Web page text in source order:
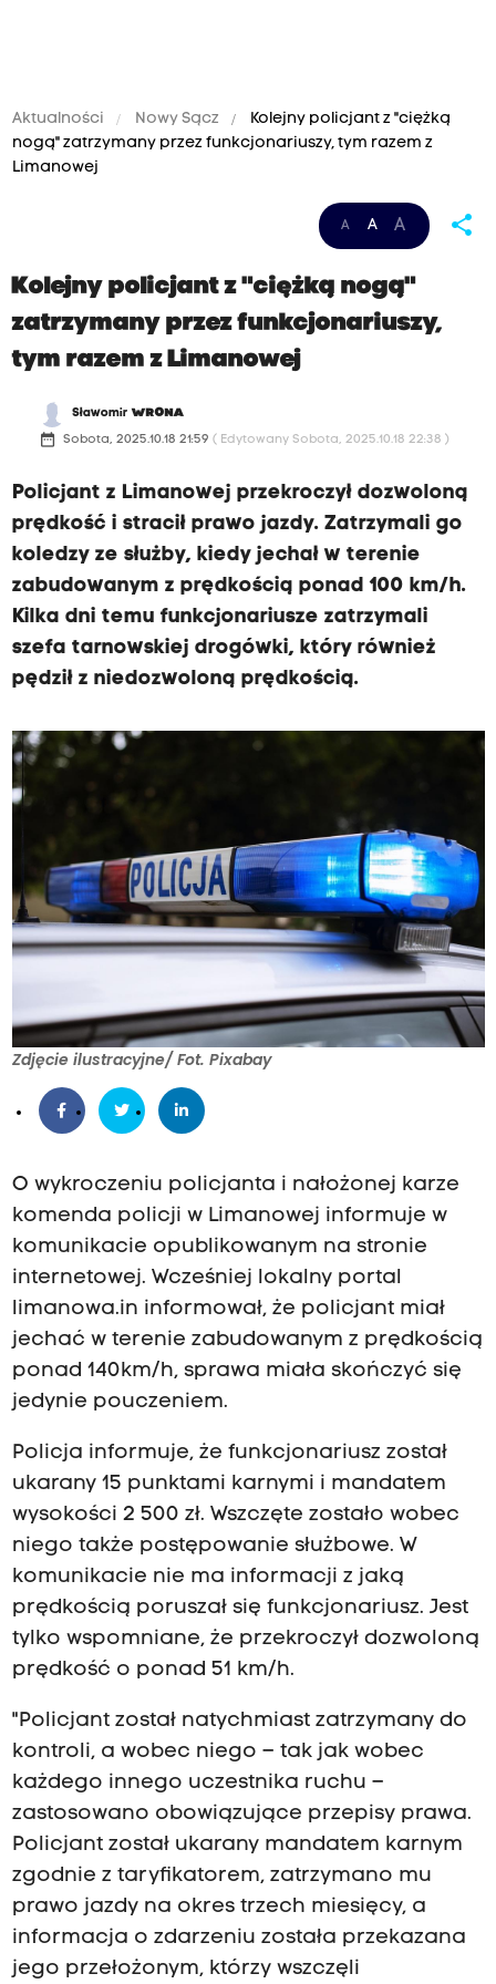
Aktualności Nowy Sącz
Kolejny policjant z "ciężką
nogą" zatrzymany przez funkcjonariuszy, tym razem z
Limanowej
A A A share
Kolejny policjant z "ciężką nogą"
zatrzymany przez funkcjonariuszy,
tym razem z Limanowej
SławomirWRONA
date_range Sobota, 2025.10.18 21:59 ( Edytowany Sobota, 2025.10.18 22:38 )
Policjant z Limanowej przekroczył dozwoloną
prędkość i stracił prawo jazdy. Zatrzymali go
koledzy ze służby, kiedy jechał w terenie
zabudowanym z prędkością ponad 100 km/h.
Kilka dni temu funkcjonariusze zatrzymali
szefa tarnowskiej drogówki, który również
pędził z niedozwoloną prędkością.
Zdjęcie ilustracyjne/ Fot. Pixabay
O wykroczeniu policjanta i nałożonej karze
komenda policji w Limanowej informuje w
komunikacie opublikowanym na stronie
internetowej. Wcześniej lokalny portal
limanowa.in informował, że policjant miał
jechać w terenie zabudowanym z prędkością
ponad 140km/h, sprawa miała skończyć się
jedynie pouczeniem.
Policja informuje, że funkcjonariusz został
ukarany 15 punktami karnymi i mandatem
wysokości 2 500 zł. Wszczęte zostało wobec
niego także postępowanie służbowe. W
komunikacie nie ma informacji z jaką
prędkością poruszał się funkcjonariusz. Jest
tylko wspomniane, że przekroczył dozwoloną
prędkość o ponad 51 km/h.
"Policjant został natychmiast zatrzymany do
kontroli, a wobec niego – tak jak wobec
każdego innego uczestnika ruchu –
zastosowano obowiązujące przepisy prawa.
Policjant został ukarany mandatem karnym
zgodnie z taryfikatorem, zatrzymano mu
prawo jazdy na okres trzech miesięcy, a
informacja o zdarzeniu została przekazana
jego przełożonym, którzy wszczęli